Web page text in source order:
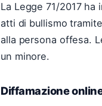
La Legge 71/2017
atti di bullismo
alla persona offesa.
un minore.
Diffamazione